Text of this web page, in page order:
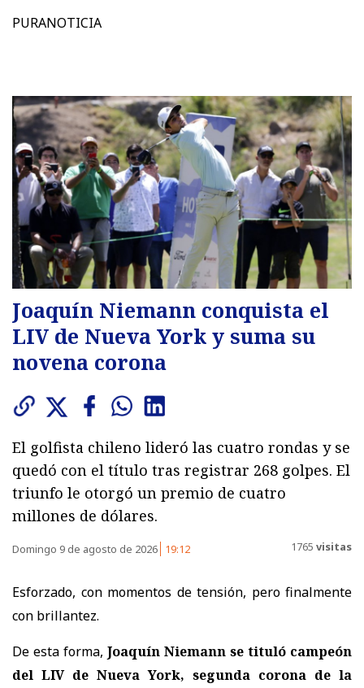
PURANOTICIA
Joaquín Niemann conquista el
LIV de Nueva York y suma su
novena corona
El golfista chileno lideró las cuatro rondas y se
quedó con el título tras registrar 268 golpes. El
triunfo le otorgó un premio de cuatro
millones de dólares.
Domingo 9 de agosto de 2026 19:12 1765 visitas
Esforzado, con momentos de tensión, pero finalmente
con brillantez.
De esta forma, Joaquín Niemann se tituló campeón
del LIV de Nueva York, segunda corona de la